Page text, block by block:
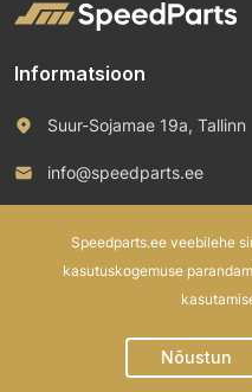
Informatsioon
Suur-Sojamae 19a, Tallinn
info@speedparts.ee
Speedparts.ee veebilehe
kasutuskogemuse
Nõustun